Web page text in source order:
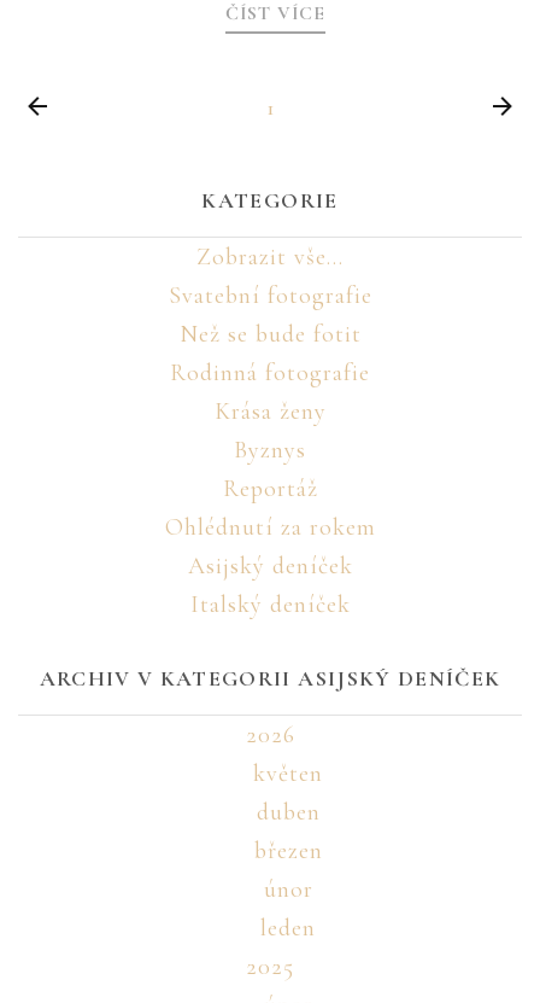
ČÍST VÍCE
1
KATEGORIE
Zobrazit vše...
Svatební fotografie
Než se bude fotit
Rodinná fotografie
Krása ženy
Byznys
Reportáž
Ohlédnutí za rokem
Asijský deníček
Italský deníček
ARCHIV V KATEGORII ASIJSKÝ DENÍČEK
2026
květen
duben
březen
únor
leden
2025